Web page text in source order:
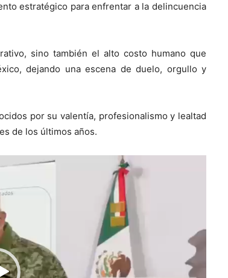
estratégico para enfrentar a la delincuencia
sino también el alto costo humano que
dejando una escena de duelo, orgullo y
por su valentía, profesionalismo y lealtad
de los últimos años.